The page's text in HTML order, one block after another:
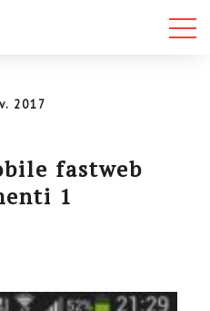
2017
fastweb
1